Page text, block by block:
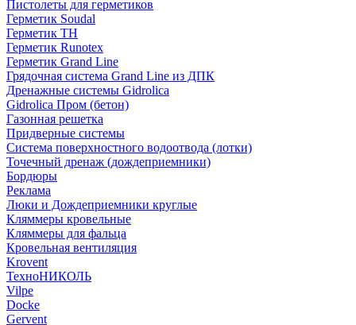
Пистолеты для герметиков
Герметик Soudal
Герметик ТН
Герметик Runotex
Герметик Grand Line
Грядочная система Grand Line из ДПК
Дренажные системы Gidrolica
Gidrolica Пром (бетон)
Газонная решетка
Придверные системы
Система поверхностного водоотвода (лотки)
Точечный дренаж (дождеприемники)
Бордюры
Рекламa
Люки и Дождеприемники круглые
Кляммеры кровельные
Кляммеры для фальца
Кровельная вентиляция
Krovent
ТехноНИКОЛЬ
Vilpe
Docke
Gervent